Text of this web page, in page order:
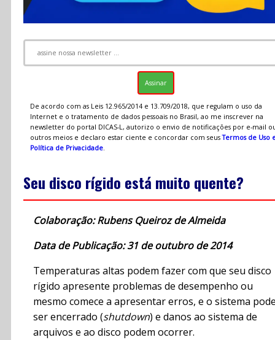
De acordo com as Leis 12.965/2014 e 13.709/2018, que regulam o uso da
Internet e o tratamento de dados pessoais no Brasil, ao me inscrever na
newsletter do portal DICAS-L, autorizo o envio de notificações por e-mail
outros meios e declaro estar ciente e concordar com seusTermos de Uso
Política de Privacidade.
Seu disco rígido está muito quente?
Colaboração: Rubens Queiroz de Almeida
Data de Publicação: 31 de outubro de 2014
Temperaturas altas podem fazer com que seu disco
rígido apresente problemas de desempenho ou
mesmo comece a apresentar erros, e o sistema
ser encerrado (shutdown) e danos ao sistema de
arquivos e ao disco podem ocorrer.